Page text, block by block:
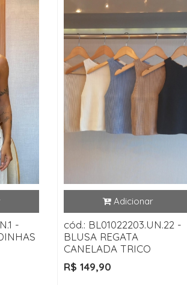
-
cód.: BL01022203.UN.22 -
BLUSA REGATA
CANELADA TRICO
R$ 149,90